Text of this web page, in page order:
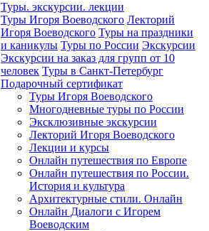
Туры. экскурсии. лекции
Туры Игоря Воеводского Лекторий
Игоря Воеводского Туры на праздники
и каникулы Туры по России Экскурсии
Экскурсии на заказ для групп от 10
человек Туры в Санкт-Петербург
Подарочный сертификат
Туры Игоря Воеводского
Многодневные туры по России
Эксклюзивные экскурсии
Лекторий Игоря Воеводского
Лекции и курсы
Онлайн путешествия по Европе
Онлайн путешествия по России.
История и культура
Архитектурные стили. Онлайн
Онлайн Диалоги с Игорем
Воеводским